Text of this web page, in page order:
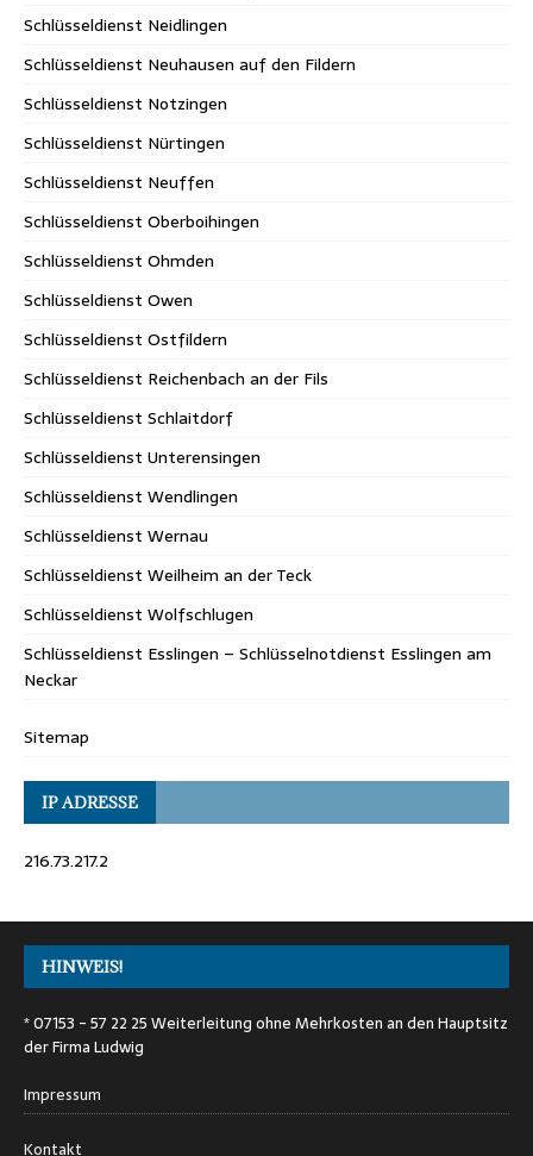
Schlüsseldienst Neidlingen
Schlüsseldienst Neuhausen auf den Fildern
Schlüsseldienst Notzingen
Schlüsseldienst Nürtingen
Schlüsseldienst Neuffen
Schlüsseldienst Oberboihingen
Schlüsseldienst Ohmden
Schlüsseldienst Owen
Schlüsseldienst Ostfildern
Schlüsseldienst Reichenbach an der Fils
Schlüsseldienst Schlaitdorf
Schlüsseldienst Unterensingen
Schlüsseldienst Wendlingen
Schlüsseldienst Wernau
Schlüsseldienst Weilheim an der Teck
Schlüsseldienst Wolfschlugen
Schlüsseldienst Esslingen – Schlüsselnotdienst Esslingen am
Neckar
Sitemap
IP ADRESSE
216.73.217.2
HINWEIS!
* 07153 - 57 22 25 Weiterleitung ohne Mehrkosten an den Hauptsitz
der Firma Ludwig
Impressum
Kontakt